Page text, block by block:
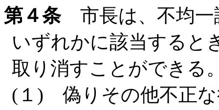
第４条市長は、不均一
いずれかに該当すると
取り消すことができる
(１) 偽りその他不正な